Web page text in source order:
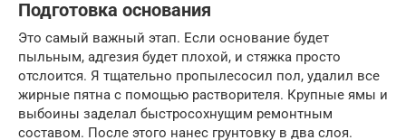
Подготовка основания
Это самый важный этап. Если основание будет
пыльным, адгезия будет плохой, и стяжка просто
отслоится. Я тщательно пропылесосил пол, удалил все
жирные пятна с помощью растворителя. Крупные ямы и
выбоины заделал быстросохнущим ремонтным
составом. После этого нанес грунтовку в два слоя.